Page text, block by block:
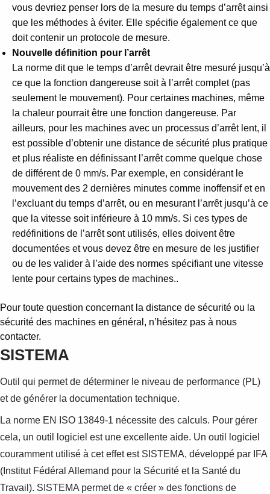
vous devriez penser lors de la mesure du temps d’arrêt ainsi
que les méthodes à éviter. Elle spécifie également ce que
doit contenir un protocole de mesure.
Nouvelle définition pour l’arrêt
La norme dit que le temps d’arrêt devrait être mesuré jusqu’à
ce que la fonction dangereuse soit à l’arrêt complet (pas
seulement le mouvement). Pour certaines machines, même
la chaleur pourrait être une fonction dangereuse. Par
ailleurs, pour les machines avec un processus d’arrêt lent, il
est possible d’obtenir une distance de sécurité plus pratique
et plus réaliste en définissant l’arrêt comme quelque chose
de différent de 0 mm/s. Par exemple, en considérant le
mouvement des 2 dernières minutes comme inoffensif et en
l’excluant du temps d’arrêt, ou en mesurant l’arrêt jusqu’à ce
que la vitesse soit inférieure à 10 mm/s. Si ces types de
redéfinitions de l’arrêt sont utilisés, elles doivent être
documentées et vous devez être en mesure de les justifier
ou de les valider à l’aide des normes spécifiant une vitesse
lente pour certains types de machines..
Pour toute question concernant la distance de sécurité ou la
sécurité des machines en général, n’hésitez pas à nous
contacter.
SISTEMA
Outil qui permet de déterminer le niveau de performance (PL)
et de générer la documentation technique.
La norme EN ISO 13849-1 nécessite des calculs. Pour gérer
cela, un outil logiciel est une excellente aide. Un outil logiciel
couramment utilisé à cet effet est SISTEMA, développé par IFA
(Institut Fédéral Allemand pour la Sécurité et la Santé du
Travail). SISTEMA permet de « créer » des fonctions de